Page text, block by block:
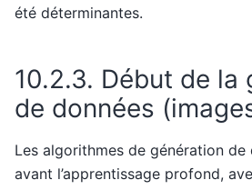
été déterminantes.
10.2.3. Début de la
de données
Les algorithmes de génération de
avant l’apprentissage profond,